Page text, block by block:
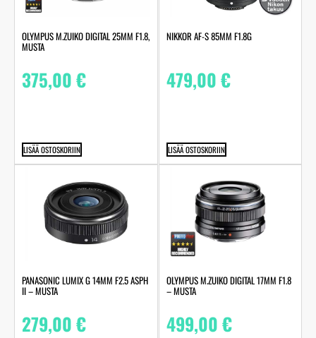
OLYMPUS M.ZUIKO DIGITAL 25MM F1.8,
MUSTA
375,00€
LISÄÄ OSTOSKORIIN
NIKKOR AF-S 85MM F1.8G
479,00€
LISÄÄ OSTOSKORIIN
PANASONIC LUMIX G 14MM F2.5 ASPH
II – MUSTA
279,00€
OLYMPUS M.ZUIKO DIGITAL 17MM F1.8
– MUSTA
499,00€